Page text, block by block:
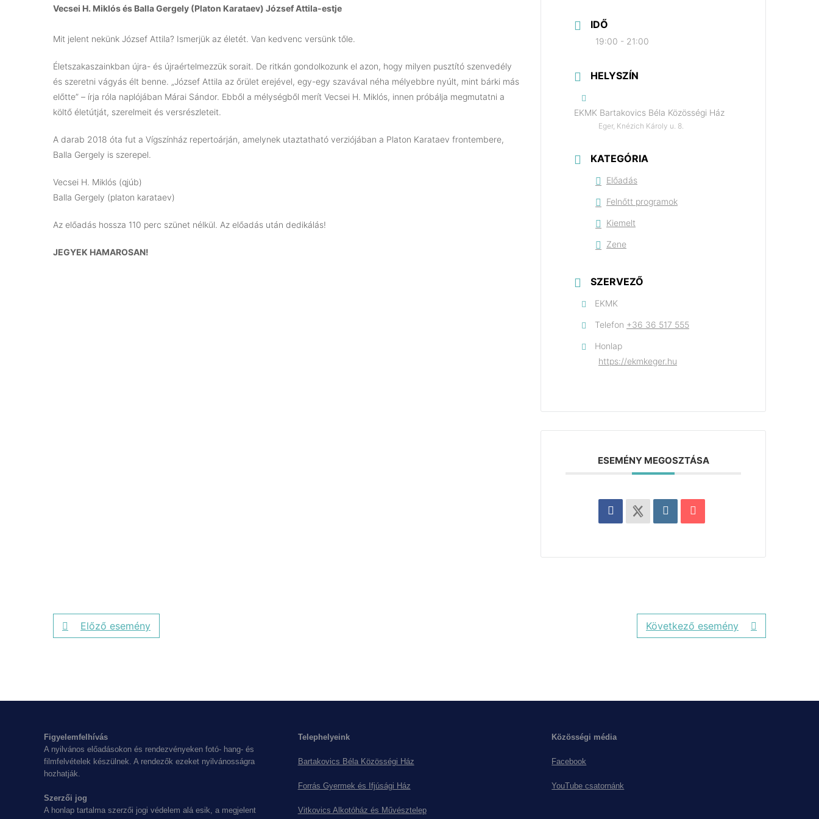
Vecsei H. Miklós és Balla Gergely (Platon Karataev) József Attila-estje
Mit jelent nekünk József Attila? Ismerjük az életét. Van kedvenc versünk tőle.
Életszakaszainkban újra- és újraértelmezzük sorait. De ritkán gondolkozunk el azon, hogy milyen pusztító szenvedély
és szeretni vágyás élt benne. „József Attila az őrület erejével, egy-egy szavával néha mélyebbre nyúlt, mint bárki más
előtte” – írja róla naplójában Márai Sándor. Ebből a mélységből merít Vecsei H. Miklós, innen próbálja megmutatni a
költő életútját, szerelmeit és versrészleteit.
A darab 2018 óta fut a Vígszínház repertoárján, amelynek utaztatható verziójában a Platon Karataev frontembere,
Balla Gergely is szerepel.
Vecsei H. Miklós (qjúb)
Balla Gergely (platon karataev)
Az előadás hossza 110 perc szünet nélkül. Az előadás után dedikálás!
JEGYEK HAMAROSAN!
IDŐ
19:00 - 21:00
HELYSZÍN
EKMK Bartakovics Béla Közösségi Ház
Eger, Knézich Károly u. 8.
KATEGÓRIA
Előadás
Felnőtt programok
Kiemelt
Zene
SZERVEZŐ
EKMK
Telefon +36 36 517 555
Honlap
https://ekmkeger.hu
ESEMÉNY MEGOSZTÁSA
Előző esemény Következő esemény
Figyelemfelhívás
A nyilvános előadásokon és rendezvényeken fotó- hang- és
filmfelvételek készülnek. A rendezők ezeket nyilvánosságra
hozhatják.
Szerzői jog
A honlap tartalma szerzői jogi védelem alá esik, a megjelent
Telephelyeink
Bartakovics Béla Közösségi Ház
Forrás Gyermek és Ifjúsági Ház
Vitkovics Alkotóház és Művésztelep
Közösségi média
Facebook
YouTube csatornánk